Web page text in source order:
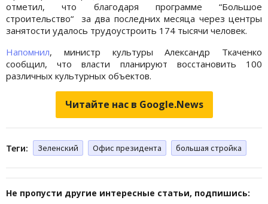
отметил, что благодаря программе “Большое
строительство“ за два последних месяца через центры
занятости удалось трудоустроить 174 тысячи человек.
Напомнил, министр культуры Александр Ткаченко
сообщил, что власти планируют восстановить 100
различных культурных объектов.
Читайте нас в Google.News
Теги: Зеленский Офис президента большая стройка
Не пропусти другие интересные статьи, подпишись: